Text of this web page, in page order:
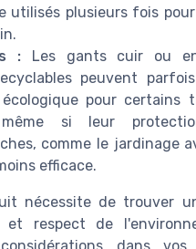
utilisés plusieurs fois
:Les gants cuir ou
peuvent
pour certains
même si leur
comme le jardinage
efficace.
nécessite de trouver
et respect de
dans